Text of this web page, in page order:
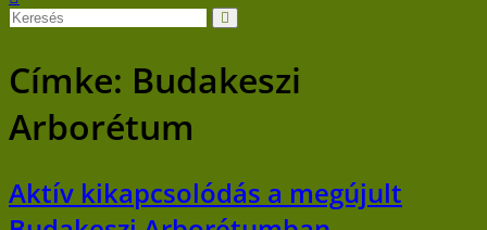
Címke: Budakeszi
Arborétum
Aktív kikapcsolódás a megújult